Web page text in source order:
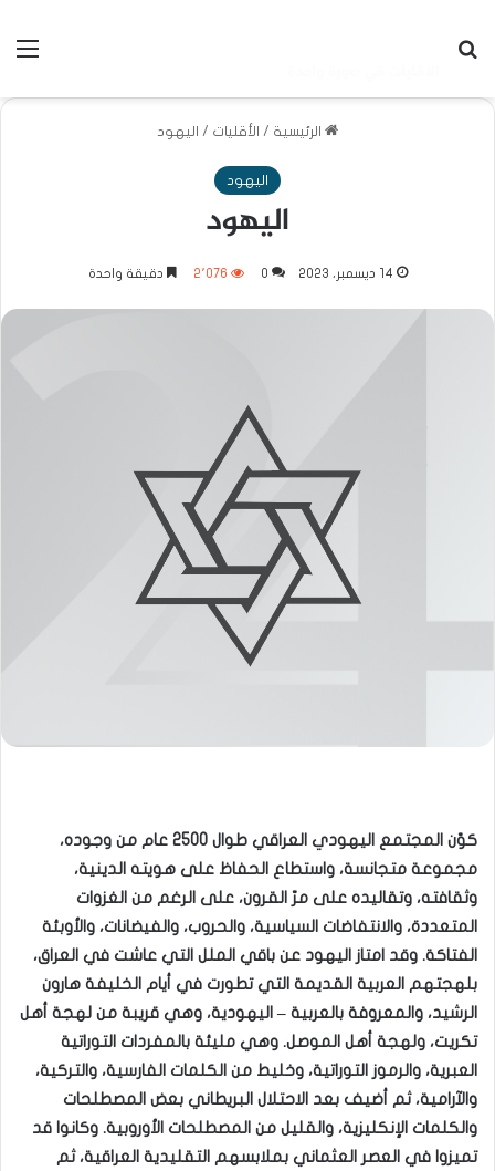
الرئيسية / الأقليات / اليهود
اليهود
اليهود
14 ديسمبر، 2023 0 2٬076 دقيقة واحدة
كوّن المجتمع اليهودي العراقي طوال 2500 عام من وجوده،
مجموعة متجانسة، واستطاع الحفاظ على هويته الدينية،
وثقافته، وتقاليده على مرّ القرون، على الرغم من الغزوات
المتعددة، والانتفاضات السياسية، والحروب، والفيضانات، والأوبئة
الفتاكة. وقد امتاز اليهود عن باقي الملل التي عاشت في العراق،
بلهجتهم العربية القديمة التي تطورت في أيام الخليفة هارون
الرشيد، والمعروفة بالعربية – اليهودية، وهي قريبة من لهجة أهل
تكريت، ولهجة أهل الموصل. وهي مليئة بالمفردات التوراتية
العبرية، والرموز التوراتية، وخليط من الكلمات الفارسية، والتركية،
والآرامية، ثم أضيف بعد الاحتلال البريطاني بعض المصطلحات
والكلمات الإنكليزية، والقليل من المصطلحات الأوروبية. وكانوا قد
تميزوا في العصر العثماني بملابسهم التقليدية العراقية، ثم